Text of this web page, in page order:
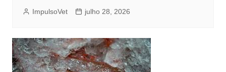
ImpulsoVet julho 28, 2026